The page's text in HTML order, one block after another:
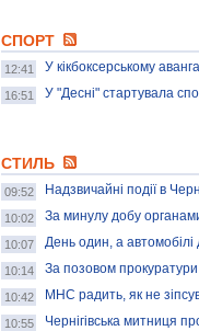
СПОРТ
12:41 У кікбоксерському
16:51 У "Десні" стартувала
СТИЛЬ
09:52 Надзвичайні події в
10:02 За минулу добу органами
10:07 День один, а автомобілі
10:14 За позовом
10:42 МНС радить, як не
10:55 Чернігівська митниця